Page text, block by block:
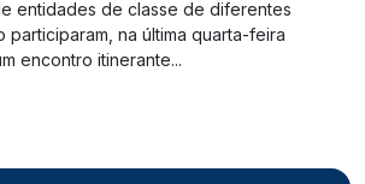
entidades de classe de diferentes
participaram, na última quarta-feira
encontro itinerante...